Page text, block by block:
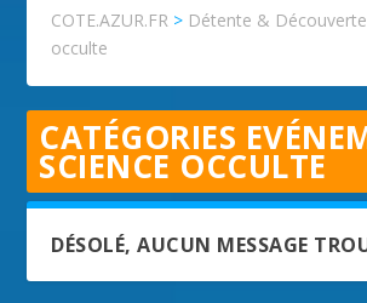
COTE.AZUR.FR > Détente & Découverte
occulte
CATÉGORIES
SCIENCE OCCULTE
DÉSOLÉ, AUCUN MESSAGE